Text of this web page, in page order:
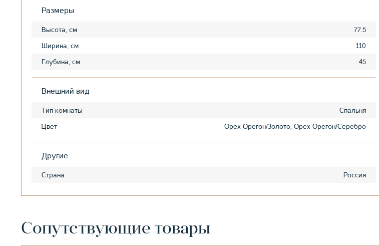
Размеры
Высота, см
77.5
Ширина, см
110
Глубина, см
45
Внешний вид
Тип комнаты
Спальня
Цвет
Орех Орегон/Золото, Орех Орегон/Серебро
Другие
Страна Россия
Сопутствующие товары